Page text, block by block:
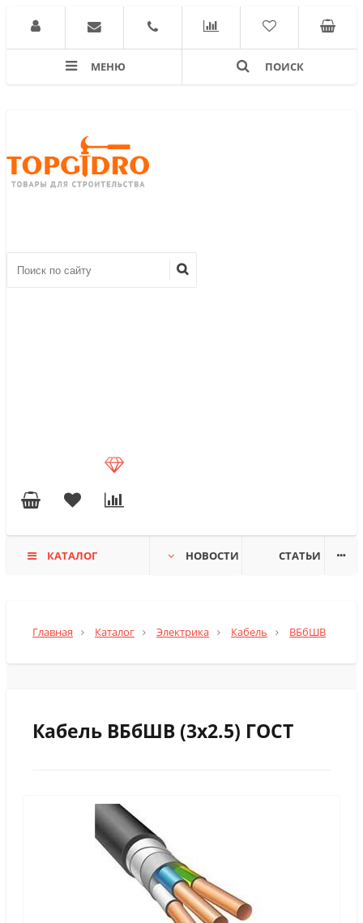
МЕНЮ ПОИСК
КАТАЛОГ НОВОСТИ СТАТЬИ
Главная Каталог Электрика Кабель ВБбШВ
Кабель ВБбШВ (3х2.5) ГОСТ